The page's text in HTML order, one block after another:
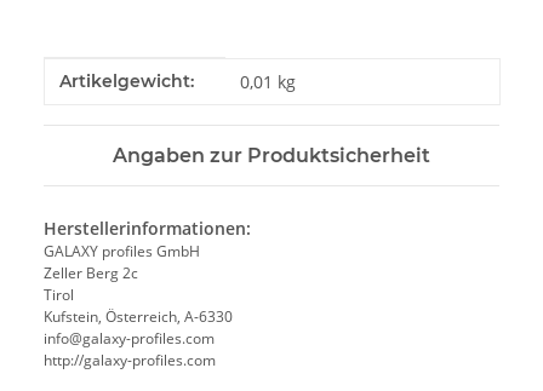
Produkteigenschaft
Wert
Artikelgewicht: 0,01 kg
Angaben zur Produktsicherheit
Herstellerinformationen:
GALAXY profiles GmbH
Zeller Berg 2c
Tirol
Kufstein, Österreich, A-6330
info@galaxy-profiles.com
http://galaxy-profiles.com